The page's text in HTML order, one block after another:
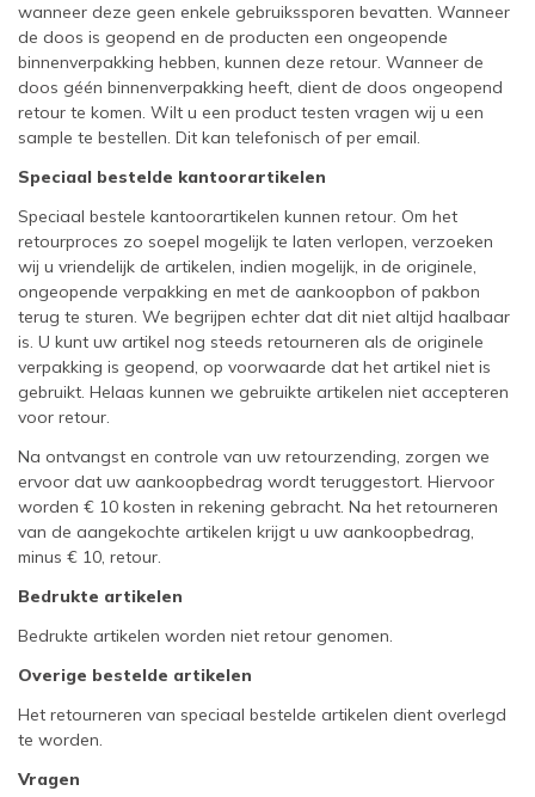
wanneer deze geen enkele gebruikssporen bevatten. Wanneer
de doos is geopend en de producten een ongeopende
binnenverpakking hebben, kunnen deze retour. Wanneer de
doos géén binnenverpakking heeft, dient de doos ongeopend
retour te komen. Wilt u een product testen vragen wij u een
sample te bestellen. Dit kan telefonisch of per email.
Speciaal bestelde kantoorartikelen
Speciaal bestele kantoorartikelen kunnen retour. Om het
retourproces zo soepel mogelijk te laten verlopen, verzoeken
wij u vriendelijk de artikelen, indien mogelijk, in de originele,
ongeopende verpakking en met de aankoopbon of pakbon
terug te sturen. We begrijpen echter dat dit niet altijd haalbaar
is. U kunt uw artikel nog steeds retourneren als de originele
verpakking is geopend, op voorwaarde dat het artikel niet is
gebruikt. Helaas kunnen we gebruikte artikelen niet accepteren
voor retour.
Na ontvangst en controle van uw retourzending, zorgen we
ervoor dat uw aankoopbedrag wordt teruggestort. Hiervoor
worden € 10 kosten in rekening gebracht. Na het retourneren
van de aangekochte artikelen krijgt u uw aankoopbedrag,
minus € 10, retour.
Bedrukte artikelen
Bedrukte artikelen worden niet retour genomen.
Overige bestelde artikelen
Het retourneren van speciaal bestelde artikelen dient overlegd
te worden.
Vragen